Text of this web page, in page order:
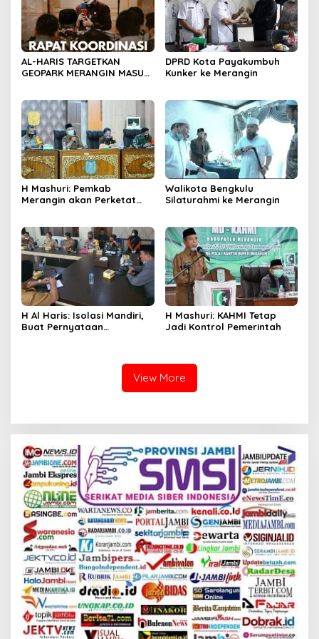
AL-HARIS TARGETKAN
GEOPARK MERANGIN MASUK
DPRD Kota Payakumbuh
Kunker ke Merangin
H Mashuri: Pemkab
Merangin akan Perketat
Walikota Bengkulu
Silaturahmi ke Merangin
H Al Haris: Isolasi Mandiri,
Buat Pernyataan
H Mashuri: KAHMI Tetap
Jadi Kontrol Pemerintah
View More